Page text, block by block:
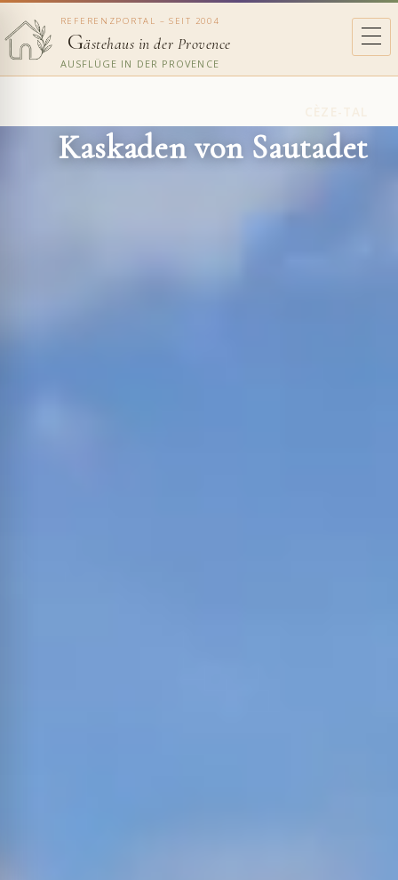
REFERENZPORTAL – SEIT 2004
Gästehaus in der Provence
AUSFLÜGE IN DER PROVENCE
Kaskaden von Sautadet